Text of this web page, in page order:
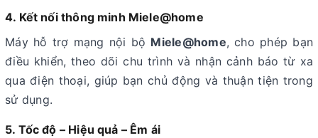
4. Kết nối thông minh Miele@home
Máy hỗ trợ mạng nội bộ Miele@home, cho phép bạn
điều khiển, theo dõi chu trình và nhận cảnh báo từ xa
qua điện thoại, giúp bạn chủ động và thuận tiện trong
sử dụng.
5. Tốc độ – Hiệu quả – Êm ái